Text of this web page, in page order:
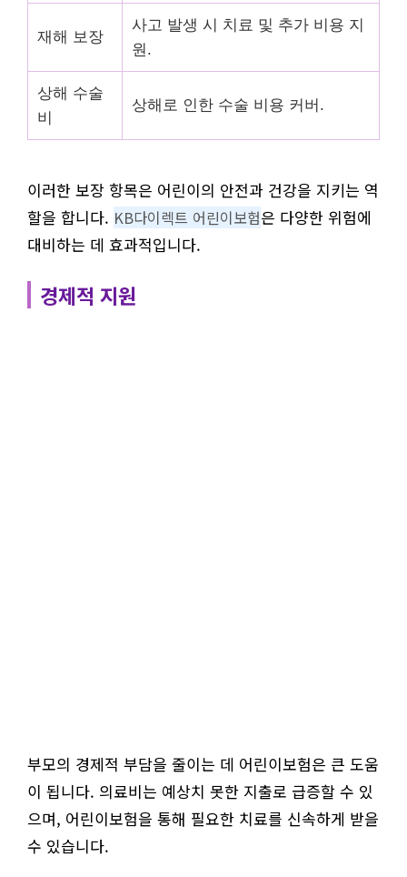
재해 보장
사고 발생 시 치료 및 추가 비용 지
원.
상해 수술
비
상해로 인한 수술 비용 커버.
이러한 보장 항목은 어린이의 안전과 건강을 지키는 역
할을 합니다. KB다이렉트 어린이보험은 다양한 위험에
대비하는 데 효과적입니다.
경제적 지원
부모의 경제적 부담을 줄이는 데 어린이보험은 큰 도움
이 됩니다. 의료비는 예상치 못한 지출로 급증할 수 있
으며, 어린이보험을 통해 필요한 치료를 신속하게 받을
수 있습니다.